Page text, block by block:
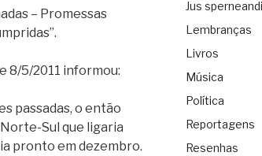
– Promessas
8/5/2011 informou:
passadas, o então
Sul que ligaria
pronto em dezembro.
Jus sperneandi
Lembranças
Livros
Música
Política
Reportagens
Resenhas